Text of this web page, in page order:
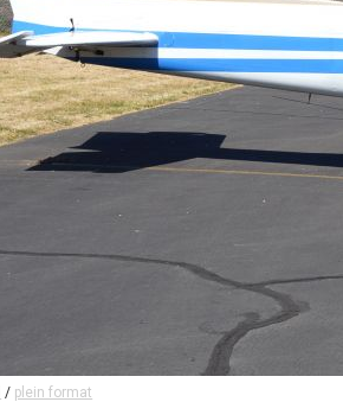
/ plein format